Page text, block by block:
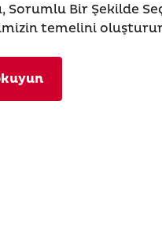
Sorumlu Bir Şekilde
temelini